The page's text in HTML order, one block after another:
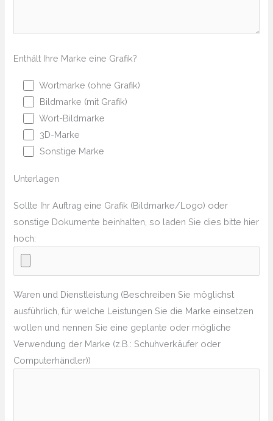
Enthält Ihre Marke eine Grafik?
Wortmarke (ohne Grafik)
Bildmarke (mit Grafik)
Wort-Bildmarke
3D-Marke
Sonstige Marke
Unterlagen
Sollte Ihr Auftrag eine Grafik (Bildmarke/Logo) oder
sonstige Dokumente beinhalten, so laden Sie dies bitte hier
hoch:
Waren und Dienstleistung (Beschreiben Sie möglichst
ausführlich, für welche Leistungen Sie die Marke einsetzen
wollen und nennen Sie eine geplante oder mögliche
Verwendung der Marke (z.B.: Schuhverkäufer oder
Computerhändler))